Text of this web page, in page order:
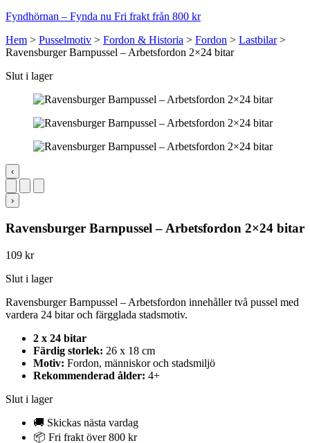
Fyndhörnan – Fynda nu Fri frakt från 800 kr
Hem > Pusselmotiv > Fordon & Historia > Fordon > Lastbilar>
Ravensburger Barnpussel – Arbetsfordon 2×24 bitar
Slut i lager
‹
›
Ravensburger Barnpussel – Arbetsfordon 2×24 bitar
109 kr
Slut i lager
Ravensburger Barnpussel – Arbetsfordon innehåller två pussel med
vardera 24 bitar och färgglada stadsmotiv.
2 x 24 bitar
Färdig storlek: 26 x 18 cm
Motiv: Fordon, människor och stadsmiljö
Rekommenderad ålder: 4+
Slut i lager
🚚 Skickas nästa vardag
📦 Fri frakt över 800 kr